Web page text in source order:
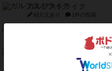
ガルフストライク
紹介文あり 1件の投稿
8件の投稿
12件の投稿